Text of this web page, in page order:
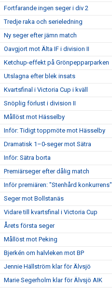
Fortfarande ingen seger i div 2
Tredje raka och serieledning
Ny seger efter jämn match
Oavgjort mot Älta IF i division II
Ketchup-effekt på Grönpepparparken
Utslagna efter blek insats
Kvartsfinal i Victoria Cup i kväll
Snöplig förlust i division II
Mållöst mot Hässelby
Inför: Tidigt toppmöte mot Hässelby
Dramatisk 1–0-seger mot Sätra
Inför: Sätra borta
Premiärseger efter dålig match
Inför premiären: "Stenhård konkurrens"
Seger mot Bollstanäs
Vidare till kvartsfinal i Victoria Cup
Årets första seger
Mållöst mot Peking
Bjerkén om halvleken mot BP
Jennie Hällström klar för Älvsjö
Marie Segerholm klar för Älvsjö AIK